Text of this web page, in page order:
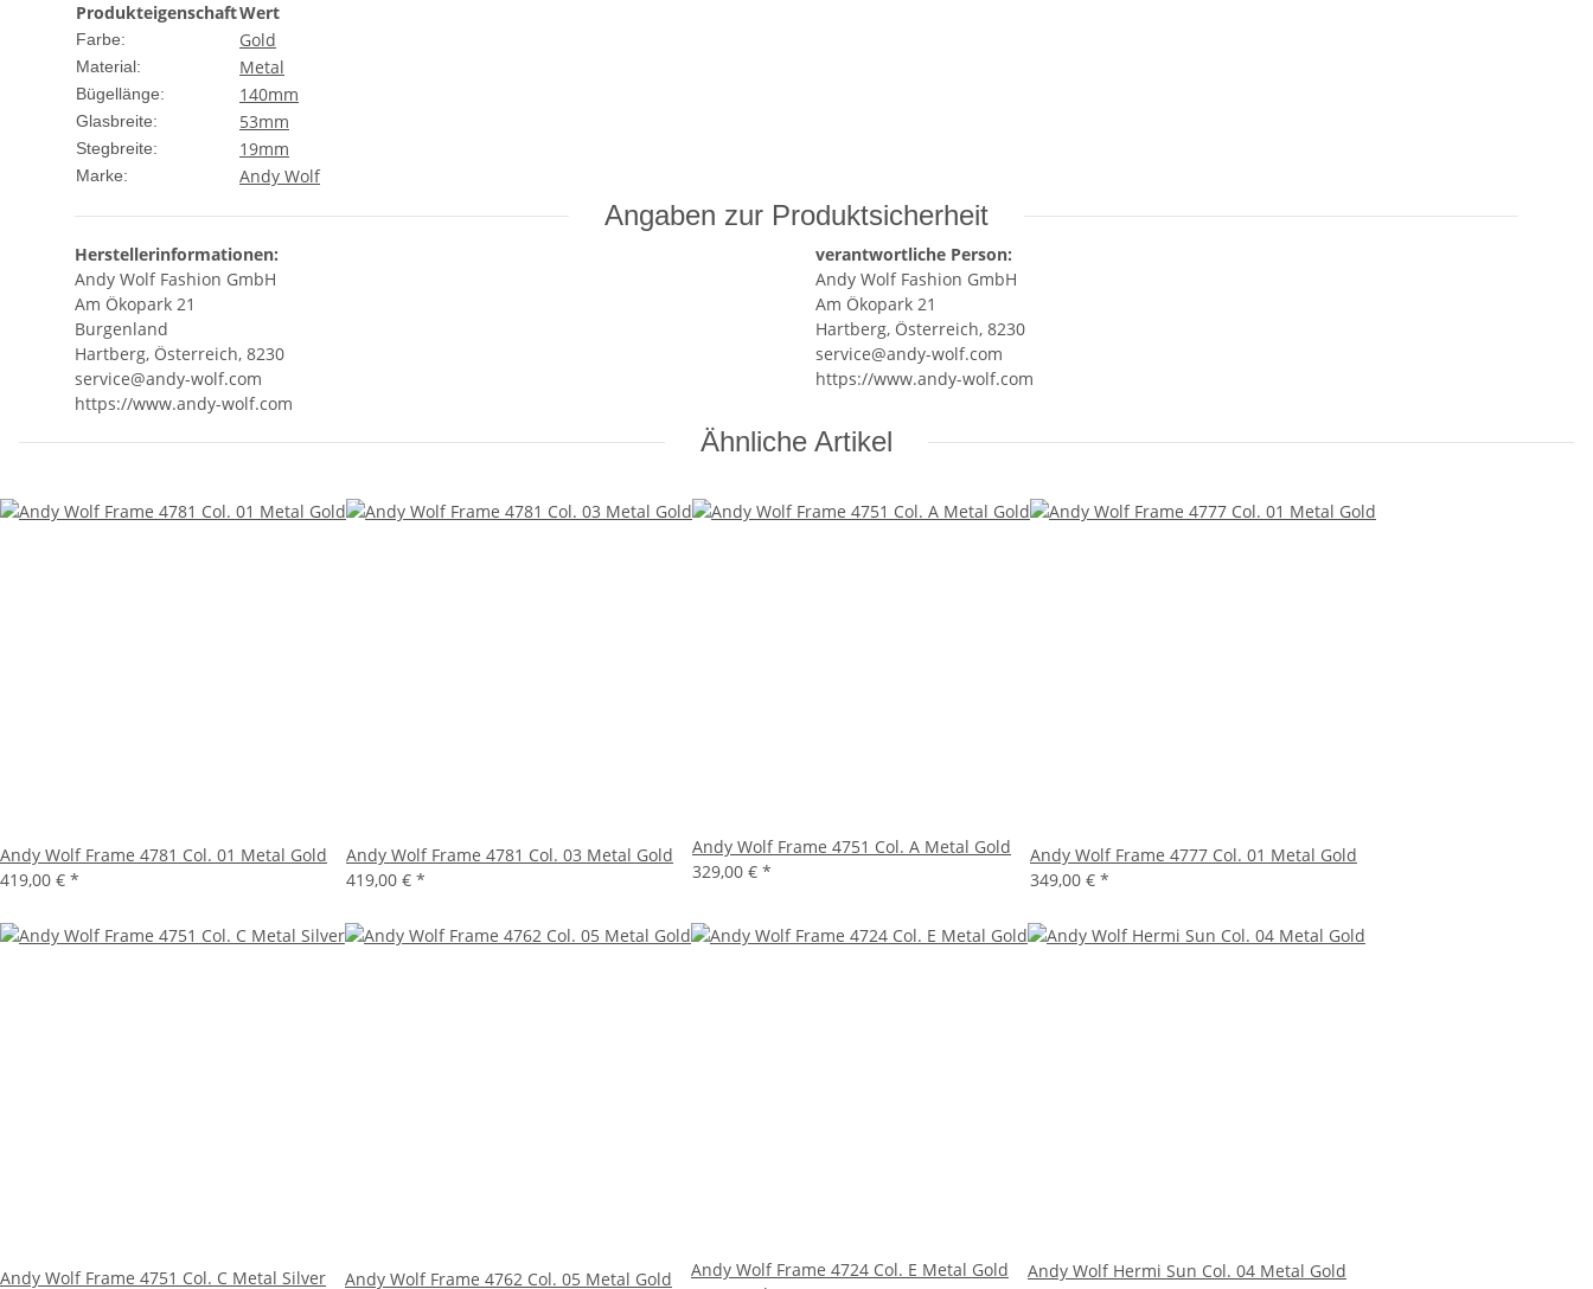
ProdukteigenschaftWert
Farbe: Gold
Material: Metal
Bügellänge: 140mm
Glasbreite: 53mm
Stegbreite: 19mm
Marke: Andy Wolf
Angaben zur Produktsicherheit
Herstellerinformationen:
Andy Wolf Fashion GmbH
Am Ökopark 21
Burgenland
Hartberg, Österreich, 8230
service@andy-wolf.com
https://www.andy-wolf.com
verantwortliche Person:
Andy Wolf Fashion GmbH
Am Ökopark 21
Hartberg, Österreich, 8230
service@andy-wolf.com
https://www.andy-wolf.com
Ähnliche Artikel
Andy Wolf Frame 4781 Col. 01 Metal Gold
419,00 € *
Andy Wolf Frame 4781 Col. 03 Metal Gold
419,00 € *
Andy Wolf Frame 4751 Col. A Metal Gold
329,00 € *
Andy Wolf Frame 4777 Col. 01 Metal Gold
349,00 € *
Andy Wolf Frame 4751 Col. C Metal Silver
Andy Wolf Frame 4762 Col. 05 Metal Gold
Andy Wolf Frame 4724 Col. E Metal Gold
Andy Wolf Hermi Sun Col. 04 Metal Gold